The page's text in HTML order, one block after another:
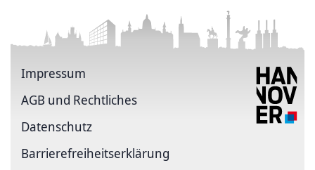
Impressum
AGB und Rechtliches
Datenschutz
Barriere­freiheits­erklärung